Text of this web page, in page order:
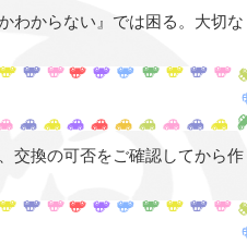
わからない』では困る。大切な
交換の可否をご確認してから作